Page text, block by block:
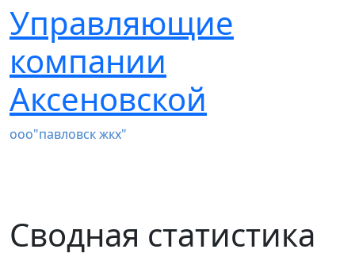
Управляющие
компании
Аксеновской
ооо"павловск жкх"
Сводная статистика